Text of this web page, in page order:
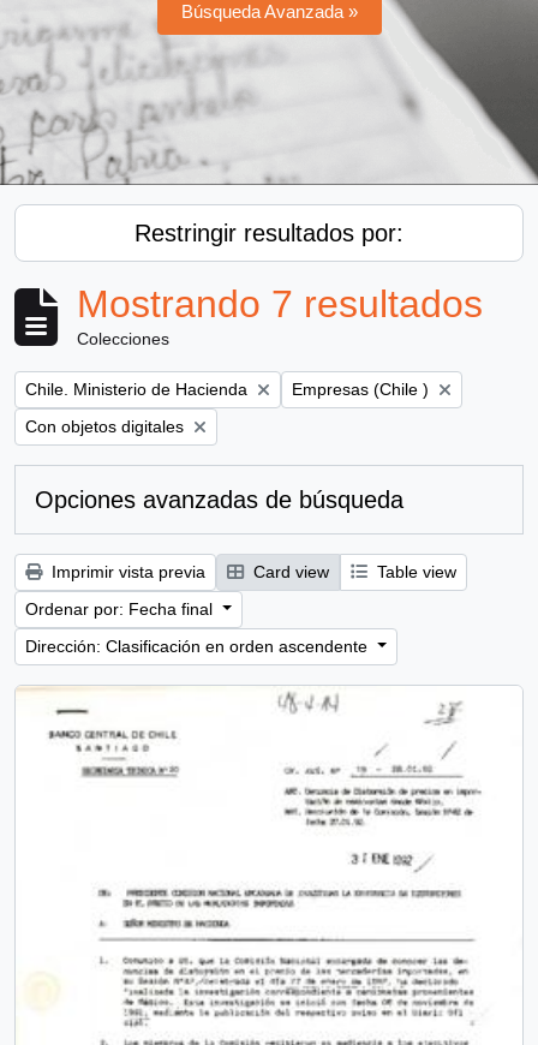
Búsqueda Avanzada »
Restringir resultados por:
Mostrando 7 resultados
Colecciones
Remove filter:
Chile. Ministerio de Hacienda Remove filter:
Empresas (Chile )
Remove filter:
Con objetos digitales
Opciones avanzadas de búsqueda
Imprimir vista previa Card view
Table view
Ordenar por: Fecha final
Dirección: Clasificación en orden ascendente